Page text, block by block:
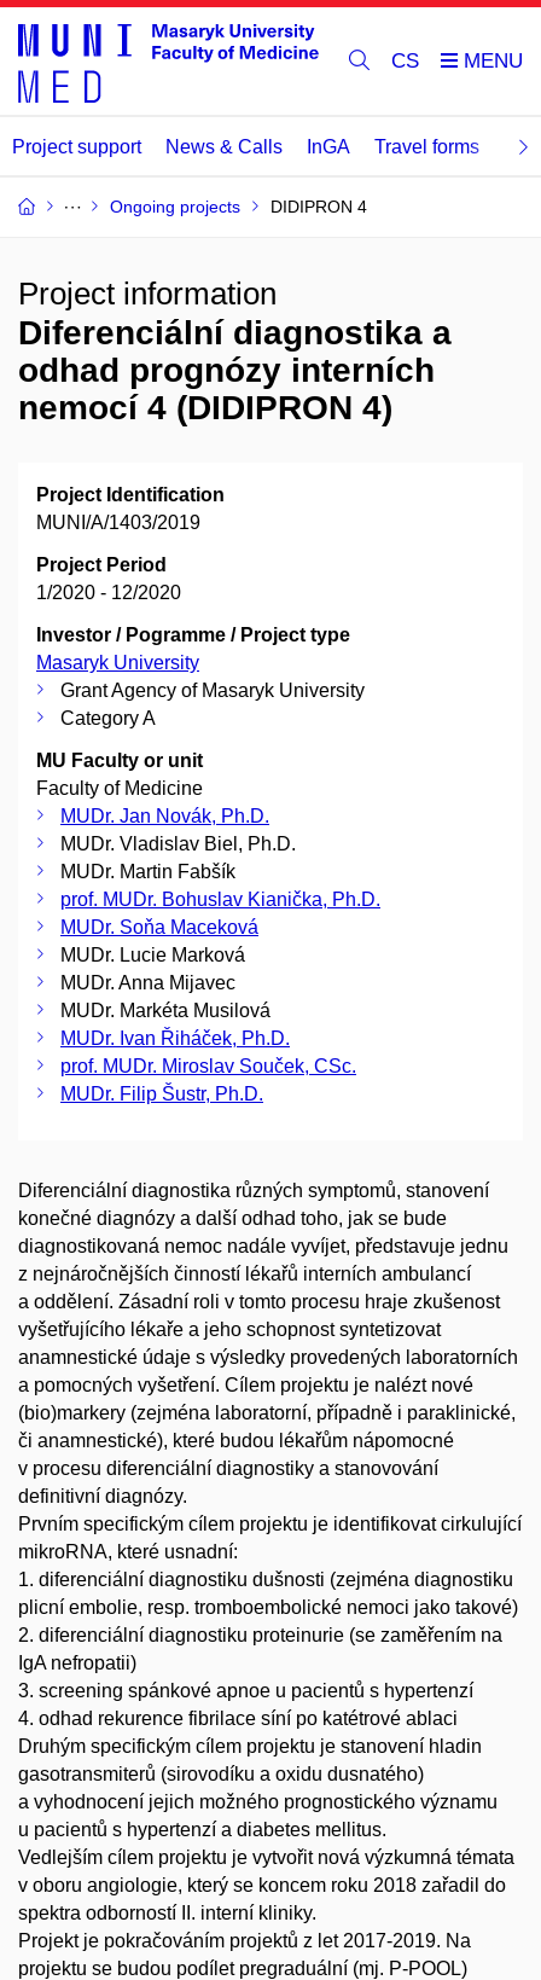
CS
Project support News & Calls InGA Travel forms
Ongoing projects DIDIPRON 4
Project information
Diferenciální diagnostika a
odhad prognózy interních
nemocí 4 (DIDIPRON 4)
Project Identification
MUNI/A/1403/2019
Project Period
1/2020 - 12/2020
Investor / Pogramme / Project type
Masaryk University
Grant Agency of Masaryk University
Category A
MU Faculty or unit
Faculty of Medicine
MUDr. Jan Novák, Ph.D.
MUDr. Vladislav Biel, Ph.D.
MUDr. Martin Fabšík
prof. MUDr. Bohuslav Kianička, Ph.D.
MUDr. Soňa Maceková
MUDr. Lucie Marková
MUDr. Anna Mijavec
MUDr. Markéta Musilová
MUDr. Ivan Řiháček, Ph.D.
prof. MUDr. Miroslav Souček, CSc.
MUDr. Filip Šustr, Ph.D.
Diferenciální diagnostika různých symptomů, stanovení
konečné diagnózy a další odhad toho, jak se bude
diagnostikovaná nemoc nadále vyvíjet, představuje jednu
z nejnáročnějších činností lékařů interních ambulancí
a oddělení. Zásadní roli v tomto procesu hraje zkušenost
vyšetřujícího lékaře a jeho schopnost syntetizovat
anamnestické údaje s výsledky provedených laboratorních
a pomocných vyšetření. Cílem projektu je nalézt nové
(bio)markery (zejména laboratorní, případně i paraklinické,
či anamnestické), které budou lékařům nápomocné
v procesu diferenciální diagnostiky a stanovování
definitivní diagnózy.
Prvním specifickým cílem projektu je identifikovat cirkulující
mikroRNA, které usnadní:
1. diferenciální diagnostiku dušnosti (zejména diagnostiku
plicní embolie, resp. tromboembolické nemoci jako takové)
2. diferenciální diagnostiku proteinurie (se zaměřením na
IgA nefropatii)
3. screening spánkové apnoe u pacientů s hypertenzí
4. odhad rekurence fibrilace síní po katétrové ablaci
Druhým specifickým cílem projektu je stanovení hladin
gasotransmiterů (sirovodíku a oxidu dusnatého)
a vyhodnocení jejich možného prognostického významu
u pacientů s hypertenzí a diabetes mellitus.
Vedlejším cílem projektu je vytvořit nová výzkumná témata
v oboru angiologie, který se koncem roku 2018 zařadil do
spektra odborností II. interní kliniky.
Projekt je pokračováním projektů z let 2017-2019. Na
projektu se budou podílet pregraduální (mj. P-POOL)